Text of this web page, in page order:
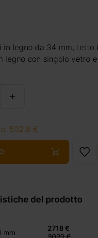
in legno da 34 mm, tetto
legno con singolo vetro e
502.8 €
del prodotto
mm
2718 €
3020 €